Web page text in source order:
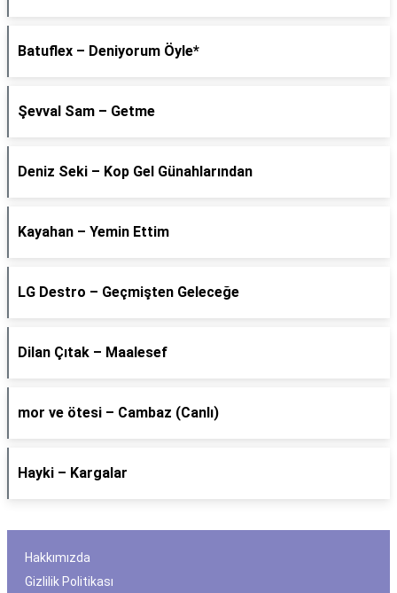
Batuflex – Deniyorum Öyle*
Şevval Sam – Getme
Deniz Seki – Kop Gel Günahlarından
Kayahan – Yemin Ettim
LG Destro – Geçmişten Geleceğe
Dilan Çıtak – Maalesef
​mor ve ötesi – Cambaz (Canlı)
Hayki – Kargalar
Hakkımızda
Gizlilik Politikası